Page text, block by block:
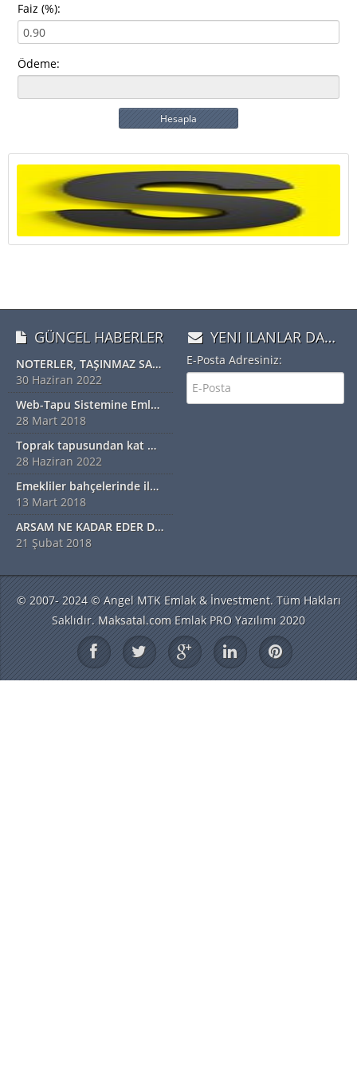
Faiz (%):
Ödeme:
Hesapla
GÜNCEL HABERLER
NOTERLER, TAŞINMAZ SATIŞ VAADİ SÖZLEŞMESİ YAPABİLECEK
30 Haziran 2022
Web-Tapu Sistemine Emlakçılar da Eklendi
28 Mart 2018
Toprak tapusundan kat mülkiyetine geçiş nasıl olur?
28 Haziran 2022
Emekliler bahçelerinde ilk hasadı yaptı
13 Mart 2018
ARSAM NE KADAR EDER DİYORSANIZ EXSPER İÇİN BİZİ ARAYINIZ...!!!!!
21 Şubat 2018
YENI ILANLAR DAN HABERDAR OLMAK IÇIN ÜYE OLUN
E-Posta Adresiniz:
© 2007- 2024 © Angel MTK Emlak & İnvestment. Tüm Hakları
Saklıdır.Maksatal.comEmlak PRO Yazılımı 2020